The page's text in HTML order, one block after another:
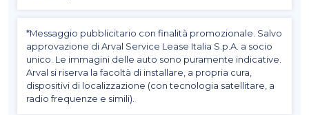
*Messaggio pubblicitario con finalità promozionale. Salvo
approvazione di Arval Service Lease Italia S.p.A. a socio
unico. Le immagini delle auto sono puramente indicative.
Arval si riserva la facoltà di installare, a propria cura,
dispositivi di localizzazione (con tecnologia satellitare, a
radio frequenze e simili).